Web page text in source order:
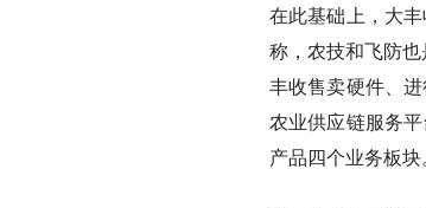
在此基础上，大
称，农技和飞防
丰收售卖硬件、
农业供应链服务
产品四个业务板块。